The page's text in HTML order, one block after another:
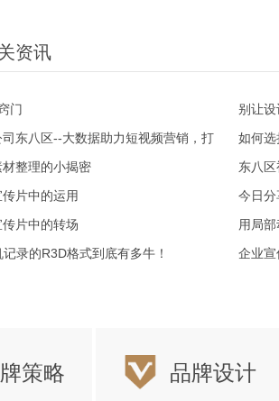
资讯
门
别让
东八区--大数据助力短视频营销，打
利器
如何选
整理的小揭密
东八
片中的运用
今日
片中的转场
用局
录的R3D格式到底有多牛！
企业
策略 品牌设计